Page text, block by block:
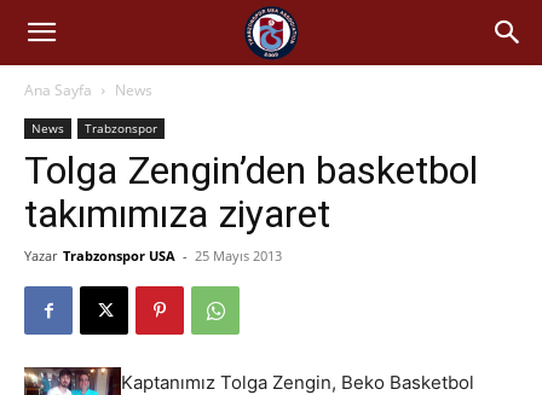
Ana Sayfa News
News Trabzonspor
Tolga Zengin’den basketbol
takımımıza ziyaret
Yazar Trabzonspor USA - 25 Mayıs 2013
Kaptanımız Tolga Zengin, Beko Basketbol